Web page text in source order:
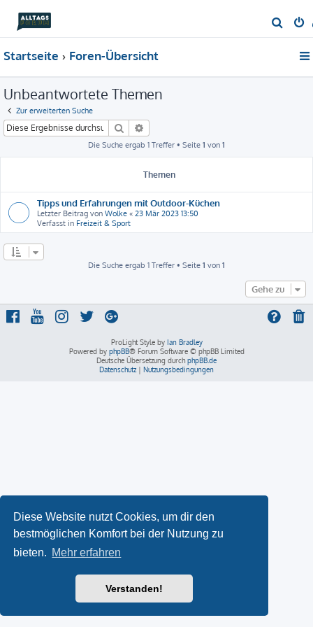
Diese Website nutzt Cookies, um dir den
bestmöglichen Komfort bei der Nutzung zu
bieten. Mehr erfahren
Verstanden!
u
Startseite Foren-Übersicht
Unbeantwortete Themen
Zur erweiterten Suche
Suche
Die Suche ergab 1 Treffer • Seite 1 von 1
Themen
Tipps und Erfahrungen mit Outdoor-Küchen
Letzter Beitrag von Wolke « 23 Mär 2023 13:50
Verfasst in Freizeit & Sport
Die Suche ergab 1 Treffer • Seite 1 von 1
Gehe zu
ProLight Style by Ian Bradley
Powered by phpBB® Forum Software © phpBB Limited
Deutsche Übersetzung durch phpBB.de
Datenschutz | Nutzungsbedingungen